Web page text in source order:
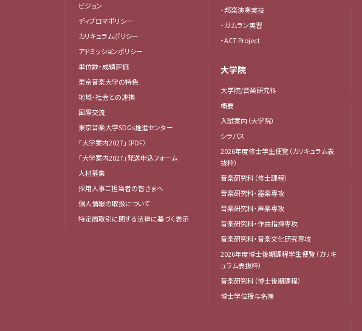
ビジョン
ディプロマポリシー
カリキュラムポリシー
アドミッションポリシー
単位数・成績評価
東京音楽大学の特色
地域・社会との連携
国際交流
東京音楽大学SDGs推進センター
「大学案内2027」（PDF）
「大学案内2027」発送申込フォーム
人材募集
採用人事ご担当者の皆さまへ
個人情報の取扱について
特定商取引に関する法律に基づく表示
・邦楽演奏実技
・ガムラン実習
・ACT Project
大学院
大学院/音楽研究科
概要
入試案内（大学院）
シラバス
2026年度修士学生便覧（カリキュラム表
抜粋）
音楽研究科（修士課程）
音楽研究科・器楽専攻
音楽研究科・声楽専攻
音楽研究科・作曲指揮専攻
音楽研究科・音楽文化研究専攻
2026年度博士後期課程学生便覧（カリキ
ュラム表抜粋）
音楽研究科（博士後期課程）
博士学位授与名簿